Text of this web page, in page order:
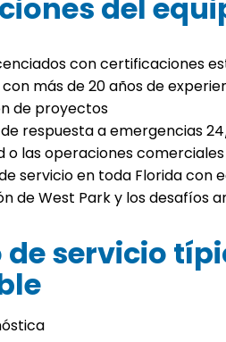
del
con certificaciones
más de 20 años de
de proyectos
respuesta a emergencias
o las operaciones comerciales
servicio en toda Florida con
de West Park y los desafíos
de servicio